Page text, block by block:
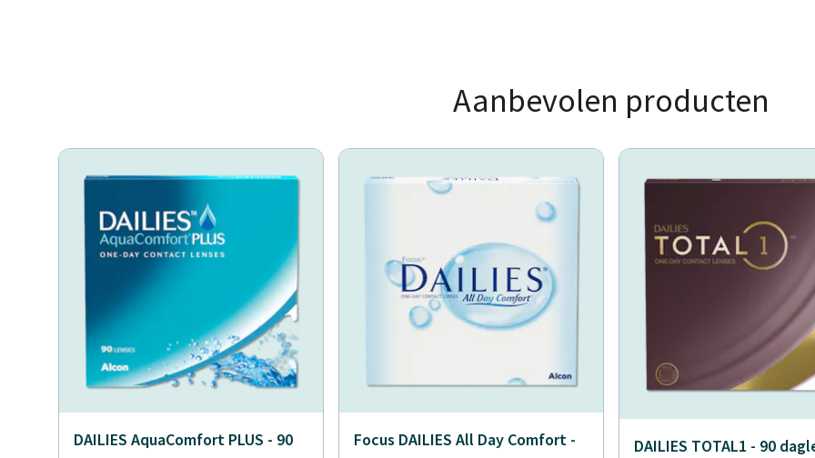
Aanbevolen producten
DAILIES AquaComfort PLUS - 90
Focus DAILIES All Day Comfort -
DAILIES TOTAL1 - 90